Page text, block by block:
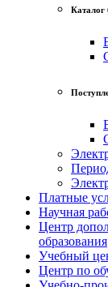
Каталог
Платные
Научная
Центр
образования
Учебный
Центр по